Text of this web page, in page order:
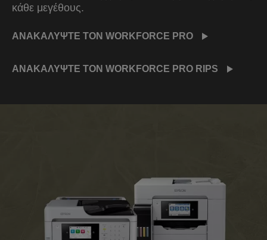
κάθε μεγέθους.
ΑΝΑΚΑΛΥΨΤΕ ΤΟΝ WORKFORCE PRO
ΑΝΑΚΑΛΥΨΤΕ ΤΟΝ WORKFORCE PRO RIPS